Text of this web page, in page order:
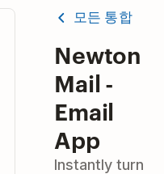
모든 통합
Newton
Mail -
Email
App
Instantly turn